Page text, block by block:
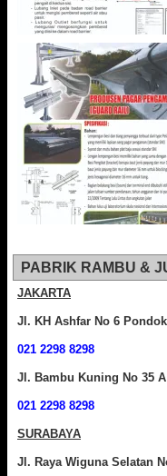
PABRIK RAMBU &
JAKARTA
Jl. KH Ashfar No 6
021 2298 8298
Jl. Bambu Kuning No 35
021 2298 8298
SURABAYA
Jl. Raya Wiguna Selatan